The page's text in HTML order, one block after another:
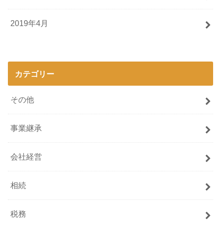
2019年4月
カテゴリー
その他
事業継承
会社経営
相続
税務